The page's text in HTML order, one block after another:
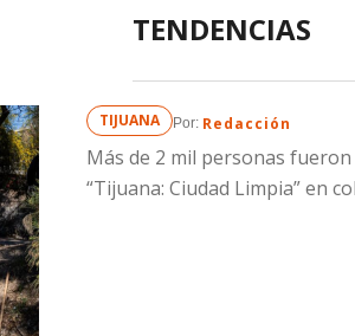
TENDENCIAS
TIJUANA Por: Redacción
Más de 2 mil personas
“Tijuana: Ciudad Limpia” en